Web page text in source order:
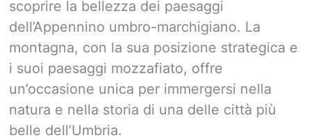
scoprire la bellezza dei paesaggi
dell’Appennino umbro-marchigiano. La
montagna, con la sua posizione strategica e
i suoi paesaggi mozzafiato, offre
un’occasione unica per immergersi nella
natura e nella storia di una delle città più
belle dell’Umbria.